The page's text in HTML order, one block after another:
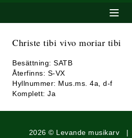
Christe tibi vivo moriar tibi
Besättning: SATB
Återfinns: S-VX
Hyllnummer: Mus.ms. 4a, d-f
Komplett: Ja
2026 © Levande musikarv |